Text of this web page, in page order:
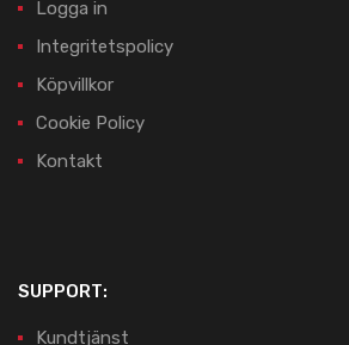
Logga in
Integritetspolicy
Köpvillkor
Cookie Policy
Kontakt
SUPPORT:
Kundtjänst